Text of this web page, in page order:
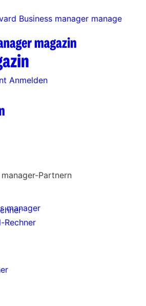
Business manager manage
Anmelden
manager
Partnern
Rechner